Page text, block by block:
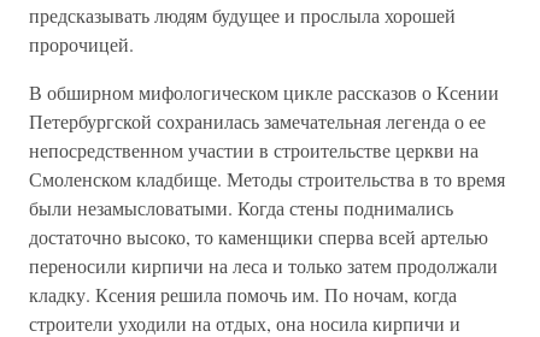
предсказывать людям будущее и прослыла хорошей
пророчицей.
В обширном мифологическом цикле рассказов о Ксении
Петербургской сохранилась замечательная легенда о ее
непосредственном участии в строительстве церкви на
Смоленском кладбище. Методы строительства в то время
были незамысловатыми. Когда стены поднимались
достаточно высоко, то каменщики сперва всей артелью
переносили кирпичи на леса и только затем продолжали
кладку. Ксения решила помочь им. По ночам, когда
строители уходили на отдых, она носила кирпичи и